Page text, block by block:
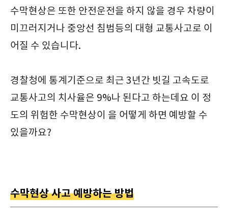
수막현상은 또한 안전운전을 하지 않을 경우 차량이
미끄러지거나 중앙선 침범등의 대형 교통사고로 이
어질 수 있습니다.
경찰청에 통계기준으로 최근 3년간 빗길 고속도로
교통사고의 치사율은 9%나 된다고 하는데요 이 정
도의 위험한 수막현상이 을 어떻게 하면 예방할 수
있을까요?
수막현상 사고 예방하는 방법